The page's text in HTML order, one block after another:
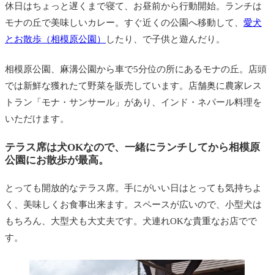
休日はちょっと遅くまで寝て、お昼前から行動開始。ランチは
モナの丘で美味しいカレー。すぐ近くの公園へ移動して、 愛犬
とお散歩（相模原公園）
したり、で子供と遊んだり。
相模原公園、麻溝公園から車で5分位の所にあるモナの丘。店頭
では新鮮な獲れたて野菜を販売しています。店舗奥に農家レス
トラン「モナ・サンサール」があり、インド・ネパール料理を
いただけます。
テラス席は犬OKなので、一緒にランチしてから相模原
公園にお散歩が最高。
とっても開放的なテラス席。手にがいい日はとっても気持ちよ
く、美味しくお食事出来ます。スペースが広いので、小型犬は
もちろん、大型犬も大丈夫です。犬連れOKな貴重なお店でで
す。